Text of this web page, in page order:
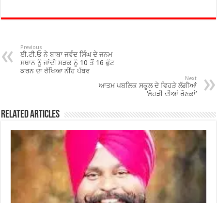
e
o
o
tt at
p
p
ar
Previous
ਈ.ਟੀ.ਓ ਨੇ ਬਾਬਾ ਜਵੰਦ ਸਿੰਘ ਦੇ ਜਨਮ
ਸਥਾਨ ਨੂੰ ਜਾਂਦੀ ਸੜਕ ਨੂੰ 10 ਤੋਂ 16 ਫੁੱਟ
ਕਰਨ ਦਾ ਰੱਖਿਆ ਨੀਂਹ ਪੱਥਰ
Next
ਆਤਮ ਪਬਲਿਕ ਸਕੂਲ ਦੇ ਵਿਹੜੇ ਲੱਗੀਆਂ
‘ਲੋਹੜੀ ਦੀਆਂ ਰੌਣਕਾਂ’
Related Articles